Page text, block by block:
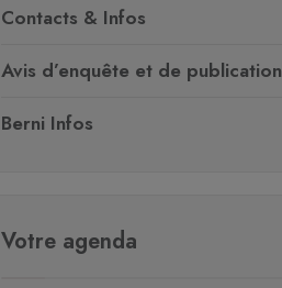
Contacts & Infos
Avis d’enquête et de publication
Berni Infos
Votre agenda